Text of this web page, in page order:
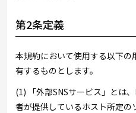
第2条定義
本規約において使用する以下
有するものとします。
(1) 「外部SNSサービス」とは
者が提供しているホスト所定